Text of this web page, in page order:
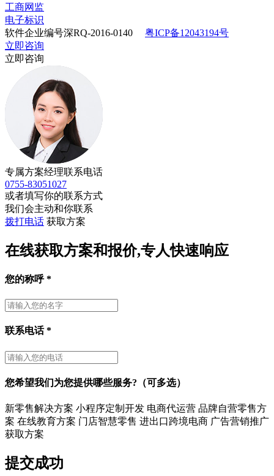
工商网监
电子标识
软件企业编号深RQ-2016-0140
粤ICP备12043194号
立即咨询
立即咨询
专属方案经理联系电话
0755-83051027
或者填写你的联系方式
我们会主动和你联系
拨打电话 获取方案
在线获取方案和报价,专人快速响应
您的称呼*
联系电话*
您希望我们为您提供哪些服务?（可多选）
新零售解决方案 小程序定制开发 电商代运营 品牌自营零售方
案 在线教育方案 门店智慧零售 进出口跨境电商 广告营销推广
获取方案
提交成功